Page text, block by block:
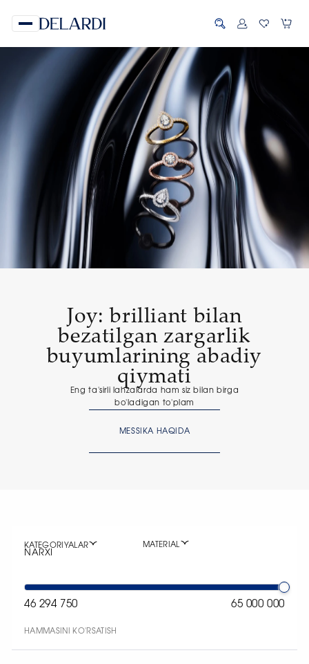
Joy: brilliant bilan
bezatilgan zargarlik
buyumlarining abadiy
qiymati
Eng ta'sirli lahzalarda ham siz bilan birga
bo'ladigan to'plam
MESSIKA HAQIDA
KATEGORIYALAR MATERIAL
NARXI
46 294 750 65 000 000
HAMMASINI KO'RSATISH